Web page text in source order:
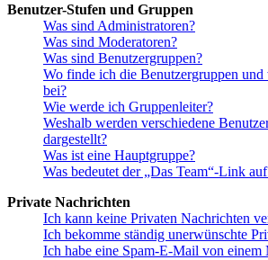
Benutzer-Stufen und Gruppen
Was sind Administratoren?
Was sind Moderatoren?
Was sind Benutzergruppen?
Wo finde ich die Benutzergruppen
bei?
Wie werde ich Gruppenleiter?
Weshalb werden verschiedene
dargestellt?
Was ist eine Hauptgruppe?
Was bedeutet der „Das Team“-Link
Private Nachrichten
Ich kann keine Privaten Nachrichten
Ich bekomme ständig unerwünschte
Ich habe eine Spam-E-Mail von einem